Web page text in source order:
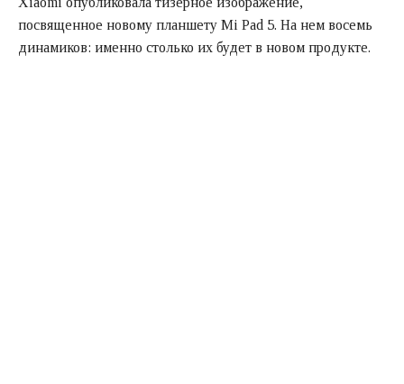
посвященное новому планшету Mi Pad 5. На нем восемь
динамиков: именно столько их будет в новом продукте.